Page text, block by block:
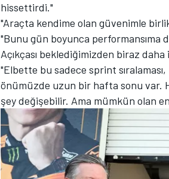
TÜRK SPORCULAR
hissettirdi."
"Araçta kendime olan güvenimle
"Bunu gün boyunca performansıma
Açıkçası beklediğimizden biraz
"Elbette bu sadece sprint
önümüzde uzun bir hafta sonu var.
şey değişebilir. Ama mümkün olan en